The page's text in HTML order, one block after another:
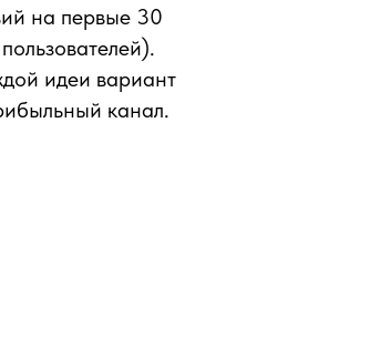
на первые 30
идеи вариант
канал.